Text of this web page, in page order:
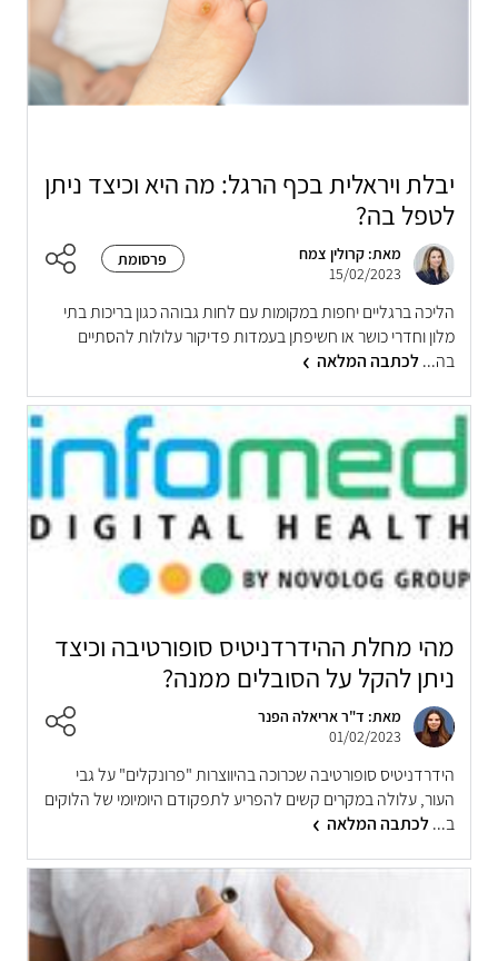
יבלת ויראלית בכף הרגל: מה היא וכיצד ניתן
לטפל בה?
מאת: קרולין צמח
15/02/2023
פרסומת
הליכה ברגליים יחפות במקומות עם לחות גבוהה כגון בריכות בתי
מלון וחדרי כושר או חשיפתן בעמדות פדיקור עלולות להסתיים
בה...לכתבה המלאה
מהי מחלת ההידרדניטיס סופורטיבה וכיצד
ניתן להקל על הסובלים ממנה?
מאת: ד"ר אריאלה הפנר
01/02/2023
הידרדניטיס סופורטיבה שכרוכה בהיווצרות "פרונקלים" על גבי
העור, עלולה במקרים קשים להפריע לתפקודם היומיומי של הלוקים
ב...לכתבה המלאה